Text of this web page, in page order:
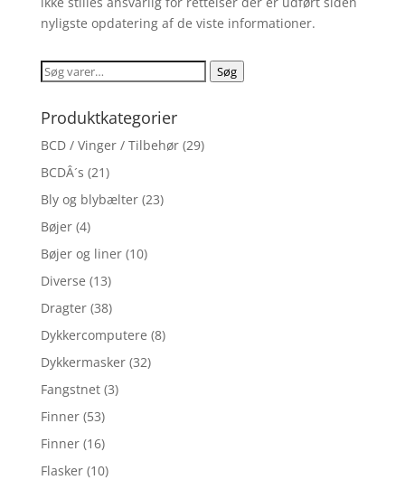
nyligste opdatering af de viste informationer.
Søg
Søg
Produktkategorier
BCD / Vinger / Tilbehør (29)
BCDÂ´s (21)
Bly og blybælter (23)
Bøjer (4)
Bøjer og liner (10)
Diverse (13)
Dragter (38)
Dykkercomputere (8)
Dykkermasker (32)
Fangstnet (3)
Finner (53)
Finner (16)
Flasker (10)